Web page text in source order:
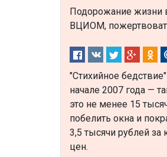
Подорожание жизни
ВЦИОМ,
"Стихийное
начале 2007 года —
это не менее 15
побелить окна и
3,5 тысячи рублей
цен.